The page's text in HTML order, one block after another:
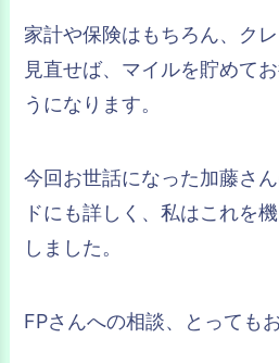
家計や保険はもちろん、ク
見直せば、マイルを貯めて
うになります。
今回お世話になった加藤さ
ドにも詳しく、私はこれを
しました。
FPさんへの相談、とっても